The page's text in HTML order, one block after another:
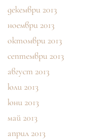
декември 2013
ноември 2013
октомври 2013
септември 2013
август 2013
юли 2013
юни 2013
май 2013
април 2013